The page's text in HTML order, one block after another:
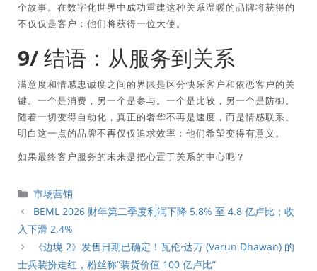
个故事。在数字化世界中成功重建这种关系温暖的品牌将获得的
不仅仅是客户：他们将获得一位大使。
9/ 结语：从服务到关系
满意度和情感忠诚度之间的界限是区分快乐客户和依恋客户的关
键。一个是消费，另一个是参与。一个是比较，另一个是防御。
随着一切变得自动化，真正的奢华不再是速度，而是情感联系。
明白这一点的品牌不再仅仅追求效率：他们希望变得有意义。
如果最终客户服务的未来是把心置于关系的中心呢？
分
類
市场营销
BEML 2026 财年第二季度利润下降 5.8% 至 4.8 亿卢比；收
入下滑 2.4%
《边境 2》发售日期已确定！瓦伦·达万 (Varun Dhawan) 的
士兵装扮走红，粉丝称“装货价值 100 亿卢比”